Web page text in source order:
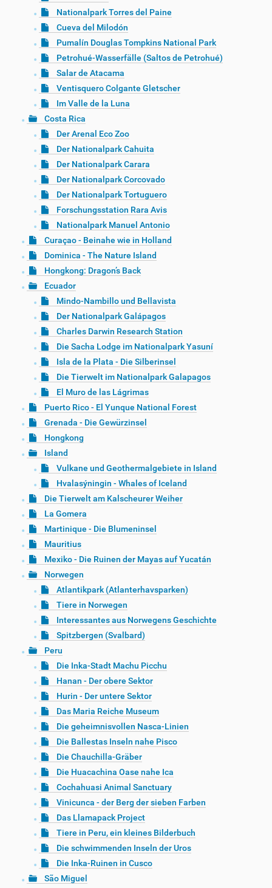
Nationalpark Torres del Paine
Cueva del Milodón
Pumalín Douglas Tompkins National Park
Petrohué-Wasserfälle (Saltos de Petrohué)
Salar de Atacama
Ventisquero Colgante Gletscher
Im Valle de la Luna
Costa Rica
Der Arenal Eco Zoo
Der Nationalpark Cahuita
Der Nationalpark Carara
Der Nationalpark Corcovado
Der Nationalpark Tortuguero
Forschungsstation Rara Avis
Nationalpark Manuel Antonio
Curaçao - Beinahe wie in Holland
Dominica - The Nature Island
Hongkong: Dragon’s Back
Ecuador
Mindo-Nambillo und Bellavista
Der Nationalpark Galápagos
Charles Darwin Research Station
Die Sacha Lodge im Nationalpark Yasuní
Isla de la Plata - Die Silberinsel
Die Tierwelt im Nationalpark Galapagos
El Muro de las Lágrimas
Puerto Rico - El Yunque National Forest
Grenada - Die Gewürzinsel
Hongkong
Island
Vulkane und Geothermalgebiete in Island
Hvalasýningin - Whales of Iceland
Die Tierwelt am Kalscheurer Weiher
La Gomera
Martinique - Die Blumeninsel
Mauritius
Mexiko - Die Ruinen der Mayas auf Yucatán
Norwegen
Atlantikpark (Atlanterhavsparken)
Tiere in Norwegen
Interessantes aus Norwegens Geschichte
Spitzbergen (Svalbard)
Peru
Die Inka-Stadt Machu Picchu
Hanan - Der obere Sektor
Hurin - Der untere Sektor
Das Maria Reiche Museum
Die geheimnisvollen Nasca-Linien
Die Ballestas Inseln nahe Pisco
Die Chauchilla-Gräber
Die Huacachina Oase nahe Ica
Cochahuasi Animal Sanctuary
Vinicunca - der Berg der sieben Farben
Das Llamapack Project
Tiere in Peru, ein kleines Bilderbuch
Die schwimmenden Inseln der Uros
Die Inka-Ruinen in Cusco
São Miguel